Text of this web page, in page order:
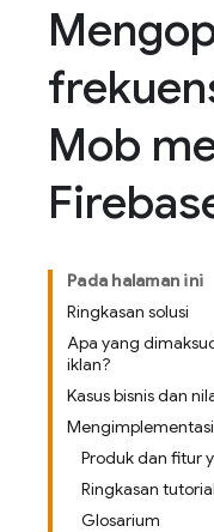
Mob
Pada halaman ini
Ringkasan solusi
Apa yang
iklan?
Kasus bisnis dan
Produk dan fitur
Ringkasan
Glosarium